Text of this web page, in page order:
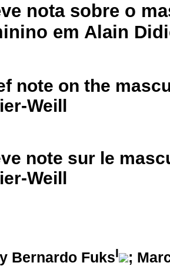
nota sobre o
em Alain
note on the
Weill
note sur le
Weill
Bernardo FuksI ;